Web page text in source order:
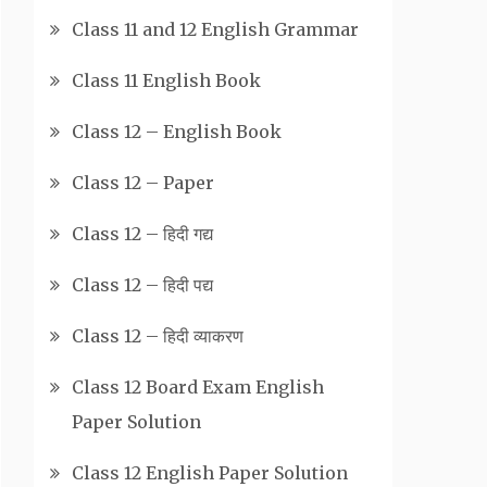
Class 11 and 12 English Grammar
Class 11 English Book
Class 12 – English Book
Class 12 – Paper
Class 12 – हिदी गद्य
Class 12 – हिदी पद्य
Class 12 – हिदी व्याकरण
Class 12 Board Exam English
Paper Solution
Class 12 English Paper Solution